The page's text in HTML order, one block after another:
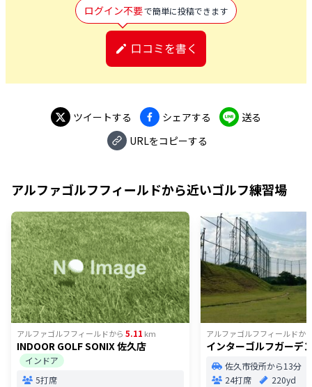
ログイン不要で簡単に投稿できます
口コミを書く
ツイートする シェアする
送る
URLをコピーする
アルファゴルフフィールドから近いゴルフ練習場
アルファゴルフフィールドから 5.11 km
INDOOR GOLF SONIX 佐久店
インドア
5打席
アルファゴルフフィールドか
インターゴルフガーデ
佐久市役所から13分
24打席
220yd